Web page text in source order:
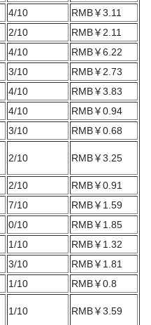
4/10
RMB￥3.11
2/10
RMB￥2.11
4/10
RMB￥6.22
3/10
RMB￥2.73
4/10
RMB￥3.83
4/10
RMB￥0.94
3/10
RMB￥0.68
2/10 RMB￥3.25
2/10
RMB￥0.91
7/10
RMB￥1.59
0/10
RMB￥1.85
1/10
RMB￥1.32
3/10
RMB￥1.81
1/10
RMB￥0.8
1/10 RMB￥3.59